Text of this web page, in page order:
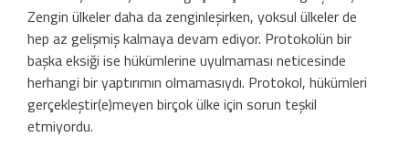
Zengin ülkeler daha da zenginleşirken, yoksul ülkeler de
hep az gelişmiş kalmaya devam ediyor. Protokolün bir
başka eksiği ise hükümlerine uyulmaması neticesinde
herhangi bir yaptırımın olmamasıydı. Protokol, hükümleri
gerçekleştir(e)meyen birçok ülke için sorun teşkil
etmiyordu.